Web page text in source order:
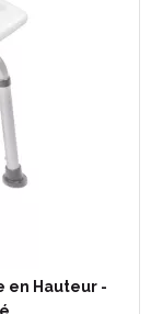
cm.
en Hauteur -